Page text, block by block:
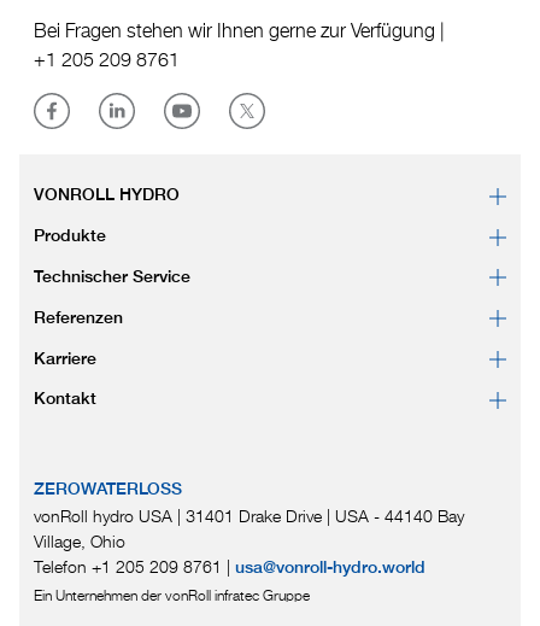
Bei Fragen stehen wir Ihnen gerne zur Verfügung |
+1 205 209 8761
VONROLL HYDRO
Produkte
Technischer Service
Referenzen
Karriere
Kontakt
ZEROWATERLOSS
vonRoll hydro USA | 31401 Drake Drive | USA - 44140 Bay
Village, Ohio
Telefon +1 205 209 8761 | usa@vonroll-hydro.world
Ein Unternehmen der vonRoll infratec Gruppe